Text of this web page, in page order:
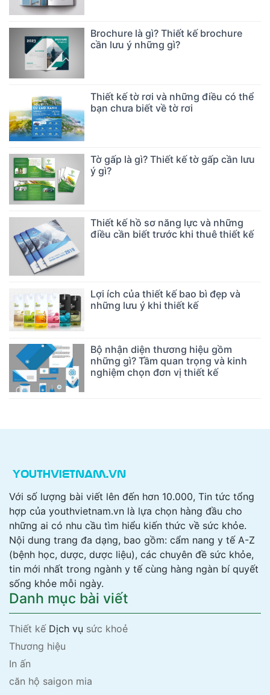
Brochure là gì? Thiết kế brochure
cần lưu ý những gì?
Thiết kế tờ rơi và những điều có thể
bạn chưa biết về tờ rơi
Tờ gấp là gì? Thiết kế tờ gấp cần lưu
ý gì?
Thiết kế hồ sơ năng lực và những
điều cần biết trước khi thuê thiết kế
Lợi ích của thiết kế bao bì đẹp và
những lưu ý khi thiết kế
Bộ nhận diện thương hiệu gồm
những gì? Tầm quan trọng và kinh
nghiệm chọn đơn vị thiết kế
Với số lượng bài viết lên đến hơn 10.000, Tin tức tổng
hợp của youthvietnam.vn là lựa chọn hàng đầu cho
những ai có nhu cầu tìm hiểu kiến thức về sức khỏe.
Nội dung trang đa dạng, bao gồm: cẩm nang y tế A-Z
(bệnh học, dược, dược liệu), các chuyên đề sức khỏe,
tin mới nhất trong ngành y tế cùng hàng ngàn bí quyết
sống khỏe mỗi ngày.
Danh mục bài viết
Thiết kếDịch vụ sức khoẻ
Thương hiệu
In ấn
căn hộ saigon mia